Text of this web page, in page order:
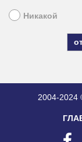
Никакой
2004-2024